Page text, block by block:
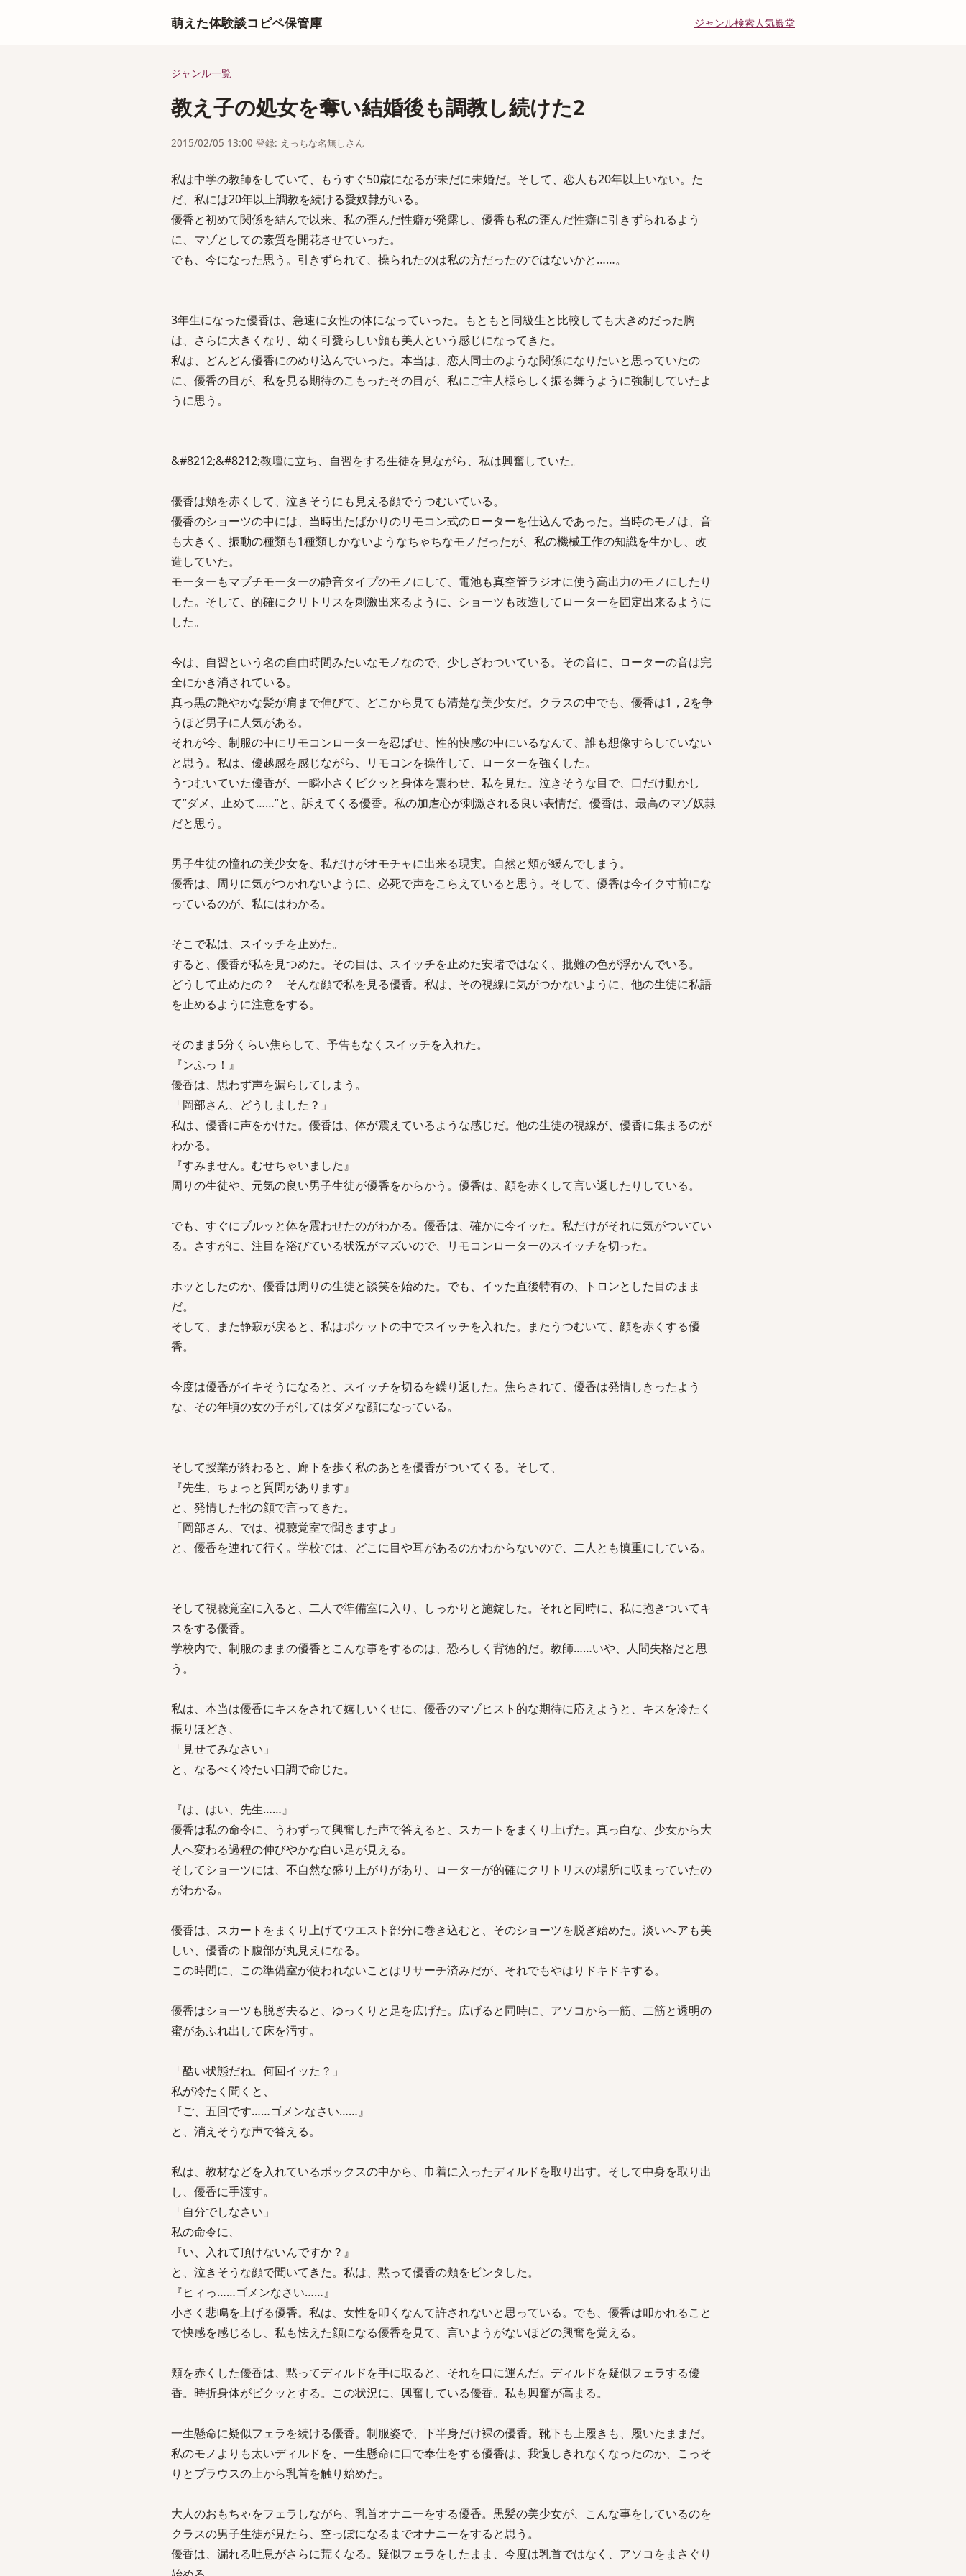
萌えた体験談コピペ保管庫 ジャンル検索人気殿堂
ジャンル一覧
教え子の処女を奪い結婚後も調教し続けた2
2015/02/05 13:00 登録: えっちな名無しさん
私は中学の教師をしていて、もうすぐ50歳になるが未だに未婚だ。そして、恋人も20年以上いない。た
だ、私には20年以上調教を続ける愛奴隷がいる。
優香と初めて関係を結んで以来、私の歪んだ性癖が発露し、優香も私の歪んだ性癖に引きずられるよう
に、マゾとしての素質を開花させていった。
でも、今になった思う。引きずられて、操られたのは私の方だったのではないかと……。
3年生になった優香は、急速に女性の体になっていった。もともと同級生と比較しても大きめだった胸
は、さらに大きくなり、幼く可愛らしい顔も美人という感じになってきた。
私は、どんどん優香にのめり込んでいった。本当は、恋人同士のような関係になりたいと思っていたの
に、優香の目が、私を見る期待のこもったその目が、私にご主人様らしく振る舞うように強制していたよ
うに思う。
&#8212;&#8212;教壇に立ち、自習をする生徒を見ながら、私は興奮していた。
優香は頬を赤くして、泣きそうにも見える顔でうつむいている。
優香のショーツの中には、当時出たばかりのリモコン式のローターを仕込んであった。当時のモノは、音
も大きく、振動の種類も1種類しかないようなちゃちなモノだったが、私の機械工作の知識を生かし、改
造していた。
モーターもマブチモーターの静音タイプのモノにして、電池も真空管ラジオに使う高出力のモノにしたり
した。そして、的確にクリトリスを刺激出来るように、ショーツも改造してローターを固定出来るように
した。
今は、自習という名の自由時間みたいなモノなので、少しざわついている。その音に、ローターの音は完
全にかき消されている。
真っ黒の艶やかな髪が肩まで伸びて、どこから見ても清楚な美少女だ。クラスの中でも、優香は1，2を争
うほど男子に人気がある。
それが今、制服の中にリモコンローターを忍ばせ、性的快感の中にいるなんて、誰も想像すらしていない
と思う。私は、優越感を感じながら、リモコンを操作して、ローターを強くした。
うつむいていた優香が、一瞬小さくビクッと身体を震わせ、私を見た。泣きそうな目で、口だけ動かし
て”ダメ、止めて……”と、訴えてくる優香。私の加虐心が刺激される良い表情だ。優香は、最高のマゾ奴隷
だと思う。
男子生徒の憧れの美少女を、私だけがオモチャに出来る現実。自然と頬が緩んでしまう。
優香は、周りに気がつかれないように、必死で声をこらえていると思う。そして、優香は今イク寸前にな
っているのが、私にはわかる。
そこで私は、スイッチを止めた。
すると、優香が私を見つめた。その目は、スイッチを止めた安堵ではなく、批難の色が浮かんでいる。
どうして止めたの？ そんな顔で私を見る優香。私は、その視線に気がつかないように、他の生徒に私語
を止めるように注意をする。
そのまま5分くらい焦らして、予告もなくスイッチを入れた。
『ンふっ！』
優香は、思わず声を漏らしてしまう。
「岡部さん、どうしました？」
私は、優香に声をかけた。優香は、体が震えているような感じだ。他の生徒の視線が、優香に集まるのが
わかる。
『すみません。むせちゃいました』
周りの生徒や、元気の良い男子生徒が優香をからかう。優香は、顔を赤くして言い返したりしている。
でも、すぐにブルッと体を震わせたのがわかる。優香は、確かに今イッた。私だけがそれに気がついてい
る。さすがに、注目を浴びている状況がマズいので、リモコンローターのスイッチを切った。
ホッとしたのか、優香は周りの生徒と談笑を始めた。でも、イッた直後特有の、トロンとした目のまま
だ。
そして、また静寂が戻ると、私はポケットの中でスイッチを入れた。またうつむいて、顔を赤くする優
香。
今度は優香がイキそうになると、スイッチを切るを繰り返した。焦らされて、優香は発情しきったよう
な、その年頃の女の子がしてはダメな顔になっている。
そして授業が終わると、廊下を歩く私のあとを優香がついてくる。そして、
『先生、ちょっと質問があります』
と、発情した牝の顔で言ってきた。
「岡部さん、では、視聴覚室で聞きますよ」
と、優香を連れて行く。学校では、どこに目や耳があるのかわからないので、二人とも慎重にしている。
そして視聴覚室に入ると、二人で準備室に入り、しっかりと施錠した。それと同時に、私に抱きついてキ
スをする優香。
学校内で、制服のままの優香とこんな事をするのは、恐ろしく背徳的だ。教師……いや、人間失格だと思
う。
私は、本当は優香にキスをされて嬉しいくせに、優香のマゾヒスト的な期待に応えようと、キスを冷たく
振りほどき、
「見せてみなさい」
と、なるべく冷たい口調で命じた。
『は、はい、先生……』
優香は私の命令に、うわずって興奮した声で答えると、スカートをまくり上げた。真っ白な、少女から大
人へ変わる過程の伸びやかな白い足が見える。
そしてショーツには、不自然な盛り上がりがあり、ローターが的確にクリトリスの場所に収まっていたの
がわかる。
優香は、スカートをまくり上げてウエスト部分に巻き込むと、そのショーツを脱ぎ始めた。淡いへアも美
しい、優香の下腹部が丸見えになる。
この時間に、この準備室が使われないことはリサーチ済みだが、それでもやはりドキドキする。
優香はショーツも脱ぎ去ると、ゆっくりと足を広げた。広げると同時に、アソコから一筋、二筋と透明の
蜜があふれ出して床を汚す。
「酷い状態だね。何回イッた？」
私が冷たく聞くと、
『ご、五回です……ゴメンなさい……』
と、消えそうな声で答える。
私は、教材などを入れているボックスの中から、巾着に入ったディルドを取り出す。そして中身を取り出
し、優香に手渡す。
「自分でしなさい」
私の命令に、
『い、入れて頂けないんですか？』
と、泣きそうな顔で聞いてきた。私は、黙って優香の頬をビンタした。
『ヒィっ……ゴメンなさい……』
小さく悲鳴を上げる優香。私は、女性を叩くなんて許されないと思っている。でも、優香は叩かれること
で快感を感じるし、私も怯えた顔になる優香を見て、言いようがないほどの興奮を覚える。
頬を赤くした優香は、黙ってディルドを手に取ると、それを口に運んだ。ディルドを疑似フェラする優
香。時折身体がビクッとする。この状況に、興奮している優香。私も興奮が高まる。
一生懸命に疑似フェラを続ける優香。制服姿で、下半身だけ裸の優香。靴下も上履きも、履いたままだ。
私のモノよりも太いディルドを、一生懸命に口で奉仕をする優香は、我慢しきれなくなったのか、こっそ
りとブラウスの上から乳首を触り始めた。
大人のおもちゃをフェラしながら、乳首オナニーをする優香。黒髪の美少女が、こんな事をしているのを
クラスの男子生徒が見たら、空っぽになるまでオナニーをすると思う。
優香は、漏れる吐息がさらに荒くなる。疑似フェラをしたまま、今度は乳首ではなく、アソコをまさぐり